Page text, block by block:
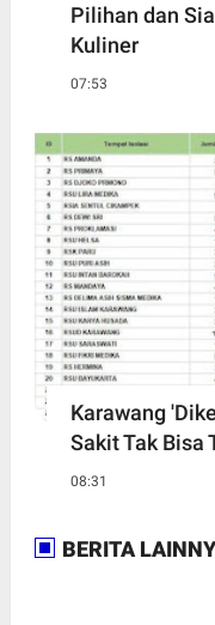
Pilihan dan
Kuliner
07:53
Karawang
Sakit Tak Bisa
08:31
BERITA